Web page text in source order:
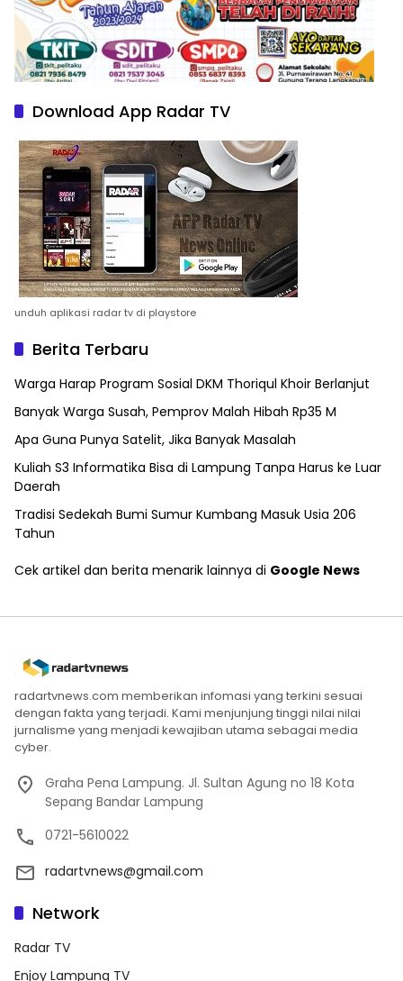
Download App Radar TV
unduh aplikasi radar tv di playstore
Berita Terbaru
Warga Harap Program Sosial DKM Thoriqul Khoir Berlanjut
Banyak Warga Susah, Pemprov Malah Hibah Rp35 M
Apa Guna Punya Satelit, Jika Banyak Masalah
Kuliah S3 Informatika Bisa di Lampung Tanpa Harus ke Luar
Daerah
Tradisi Sedekah Bumi Sumur Kumbang Masuk Usia 206
Tahun
Cek artikel dan berita menarik lainnya di Google News
radartvnews.com memberikan infomasi yang terkini sesuai
dengan fakta yang terjadi. Kami menjunjung tinggi nilai nilai
jurnalisme yang menjadi kewajiban utama sebagai media
cyber.
Graha Pena Lampung. Jl. Sultan Agung no 18 Kota
Sepang Bandar Lampung
0721-5610022
radartvnews@gmail.com
Network
Radar TV
Enjoy Lampung TV